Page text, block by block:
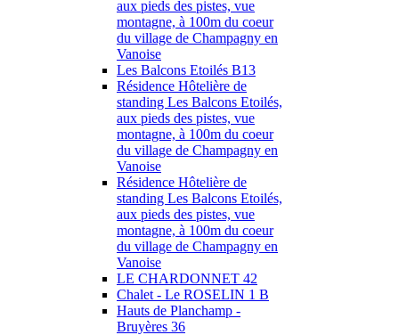
aux pieds des pistes, vue
montagne, à 100m du coeur
du village de Champagny en
Vanoise
Les Balcons Etoilés B13
Résidence Hôtelière de
standing Les Balcons Etoilés,
aux pieds des pistes, vue
montagne, à 100m du coeur
du village de Champagny en
Vanoise
Résidence Hôtelière de
standing Les Balcons Etoilés,
aux pieds des pistes, vue
montagne, à 100m du coeur
du village de Champagny en
Vanoise
LE CHARDONNET 42
Chalet - Le ROSELIN 1 B
Hauts de Planchamp -
Bruyères 36